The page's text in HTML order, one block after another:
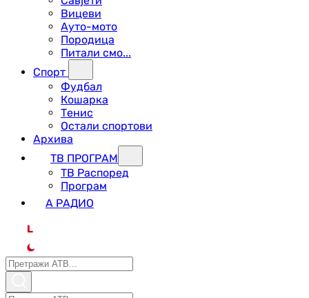
Вицеви
Ауто-мото
Породица
Питали смо...
Спорт
Фудбал
Кошарка
Тенис
Остали спортови
Архива
ТВ ПРОГРАМ
ТВ Распоред
Програм
А РАДИО
L